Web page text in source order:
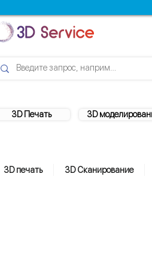
3D Печать 3D
3D печать 3D Сканирование